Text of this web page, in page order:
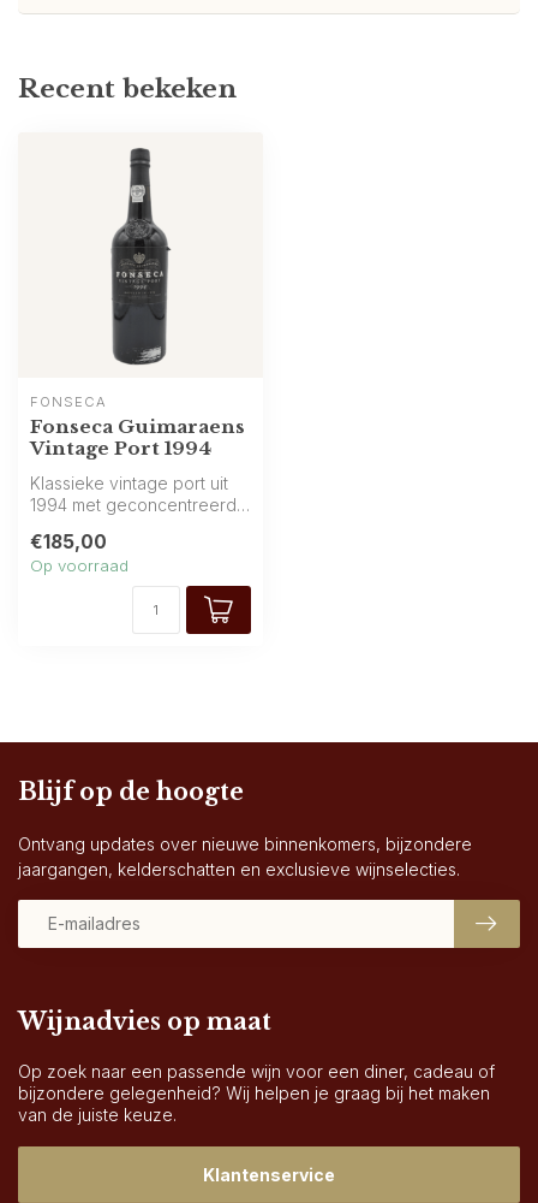
Recent bekeken
FONSECA
Fonseca Guimaraens
Vintage Port 1994
Klassieke vintage port uit
1994 met geconcentreerde
€185,00
Op voorraad
Wijnadvies op maat
Op zoek naar een passende wijn voor een diner, cadeau of
bijzondere gelegenheid? Wij helpen je graag bij het maken
van de juiste keuze.
Klantenservice
Blijf op de hoogte
Ontvang updates over nieuwe binnenkomers, bijzondere
jaargangen, kelderschatten en exclusieve wijnselecties.